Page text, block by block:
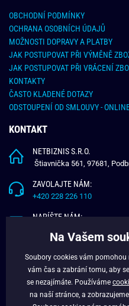
OBCHODNÍ PODMÍNKY
OCHRANA OSOBNÍCH ÚDAJŮ
MOŽNOSTI DOPRAVY A PLATBY
JAK POSTUPOVAT PŘI VÝMĚNĚ
JAK POSTUPOVAT PŘI VRÁCENÍ
KONTAKTY
ČASTO KLADENÉ DOTAZY
ODSTOUPENÍ OD SMLOUVY -
KONTAKT
NETBIZNIS S.R.O.
Štiavnička 561, 97681,
ZAVOLAJTE NÁM:
+420 228 226 110
NAPÍŠTE NÁM:
O NÁS
VĚRNOSTNÍ PROGRAM
Na Vašem
Soubory cookies vám pomohou
vám čas a zabrání tomu, aby
se nezajímáte. Používáme
na naší stránce, a